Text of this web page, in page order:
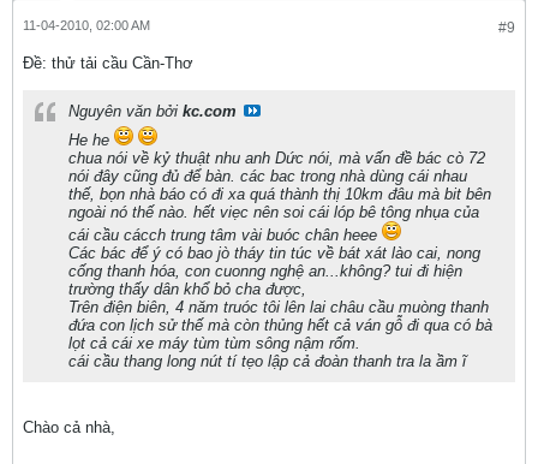
#9
11-04-2010, 02:00 AM
Ðề: thử tải cầu Cần-Thơ
Nguyên văn bởi kc.com
He he
chua nói về kỷ thuật nhu anh Dức nói, mà vấn đề bác cò 72
nói đây cũng đủ để bàn. các bac trong nhà dùng cái nhau
thế, bọn nhà báo có đi xa quá thành thị 10km đâu mà bit bên
ngoài nó thế nào. hết viẹc nên soi cái lóp bê tông nhụa của
cái cầu cácch trung tâm vài buóc chân heee
Các bác để ý có bao jò tháy tin túc về bát xát lào cai, nong
cống thanh hóa, con cuonng nghệ an...không? tui đi hiện
trường thấy dân khổ bỏ cha được,
Trên điện biên, 4 năm truóc tôi lên lai châu cầu muòng thanh
đứa con lịch sử thế mà còn thủng hết cả ván gỗ đi qua có bà
lọt cả cái xe máy tùm tùm sông nậm rốm.
cái cầu thang long nút tí tẹo lập cả đoàn thanh tra la ầm ĩ
Chào cả nhà,